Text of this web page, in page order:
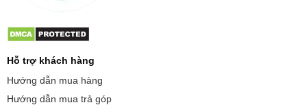
Hỗ trợ khách hàng
Hướng dẫn mua hàng
Hướng dẫn mua trả góp